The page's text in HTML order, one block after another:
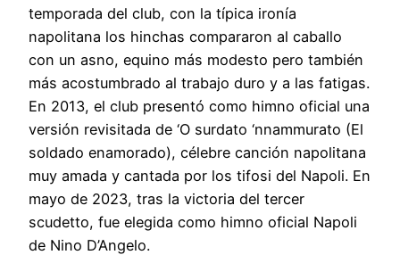
temporada del club, con la típica ironía
napolitana los hinchas compararon al caballo
con un asno, equino más modesto pero también
más acostumbrado al trabajo duro y a las fatigas.
En 2013, el club presentó como himno oficial una
versión revisitada de ‘O surdato ‘nnammurato (El
soldado enamorado), célebre canción napolitana
muy amada y cantada por los tifosi del Napoli. En
mayo de 2023, tras la victoria del tercer
scudetto, fue elegida como himno oficial Napoli
de Nino D’Angelo.